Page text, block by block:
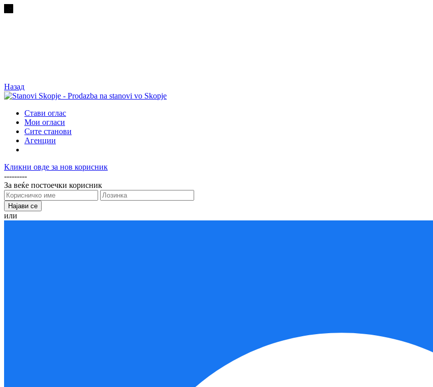
Назад
Стави оглас
Мои огласи
Сите станови
Агенции
Кликни овде за нов корисник
---------
За веќе постоечки корисник
или